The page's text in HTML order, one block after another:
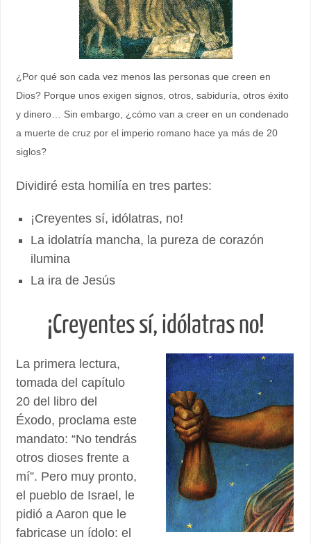
¿Por qué son cada vez menos las personas que creen en
Dios? Porque unos exigen signos, otros, sabiduría, otros éxito
y dinero… Sin embargo, ¿cómo van a creer en un condenado
a muerte de cruz por el imperio romano hace ya más de 20
siglos?
Dividiré esta homilía en tres partes:
¡Creyentes sí, idólatras, no!
La idolatría mancha, la pureza de corazón
ilumina
La ira de Jesús
¡Creyentes sí, idólatras no!
La primera lectura,
tomada del capítulo
20 del libro del
Éxodo, proclama este
mandato: “No tendrás
otros dioses frente a
mí”. Pero muy pronto,
el pueblo de Israel, le
pidió a Aaron que le
fabricase un ídolo: el